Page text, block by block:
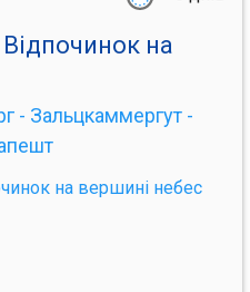
на
- Зальцкаммергут -